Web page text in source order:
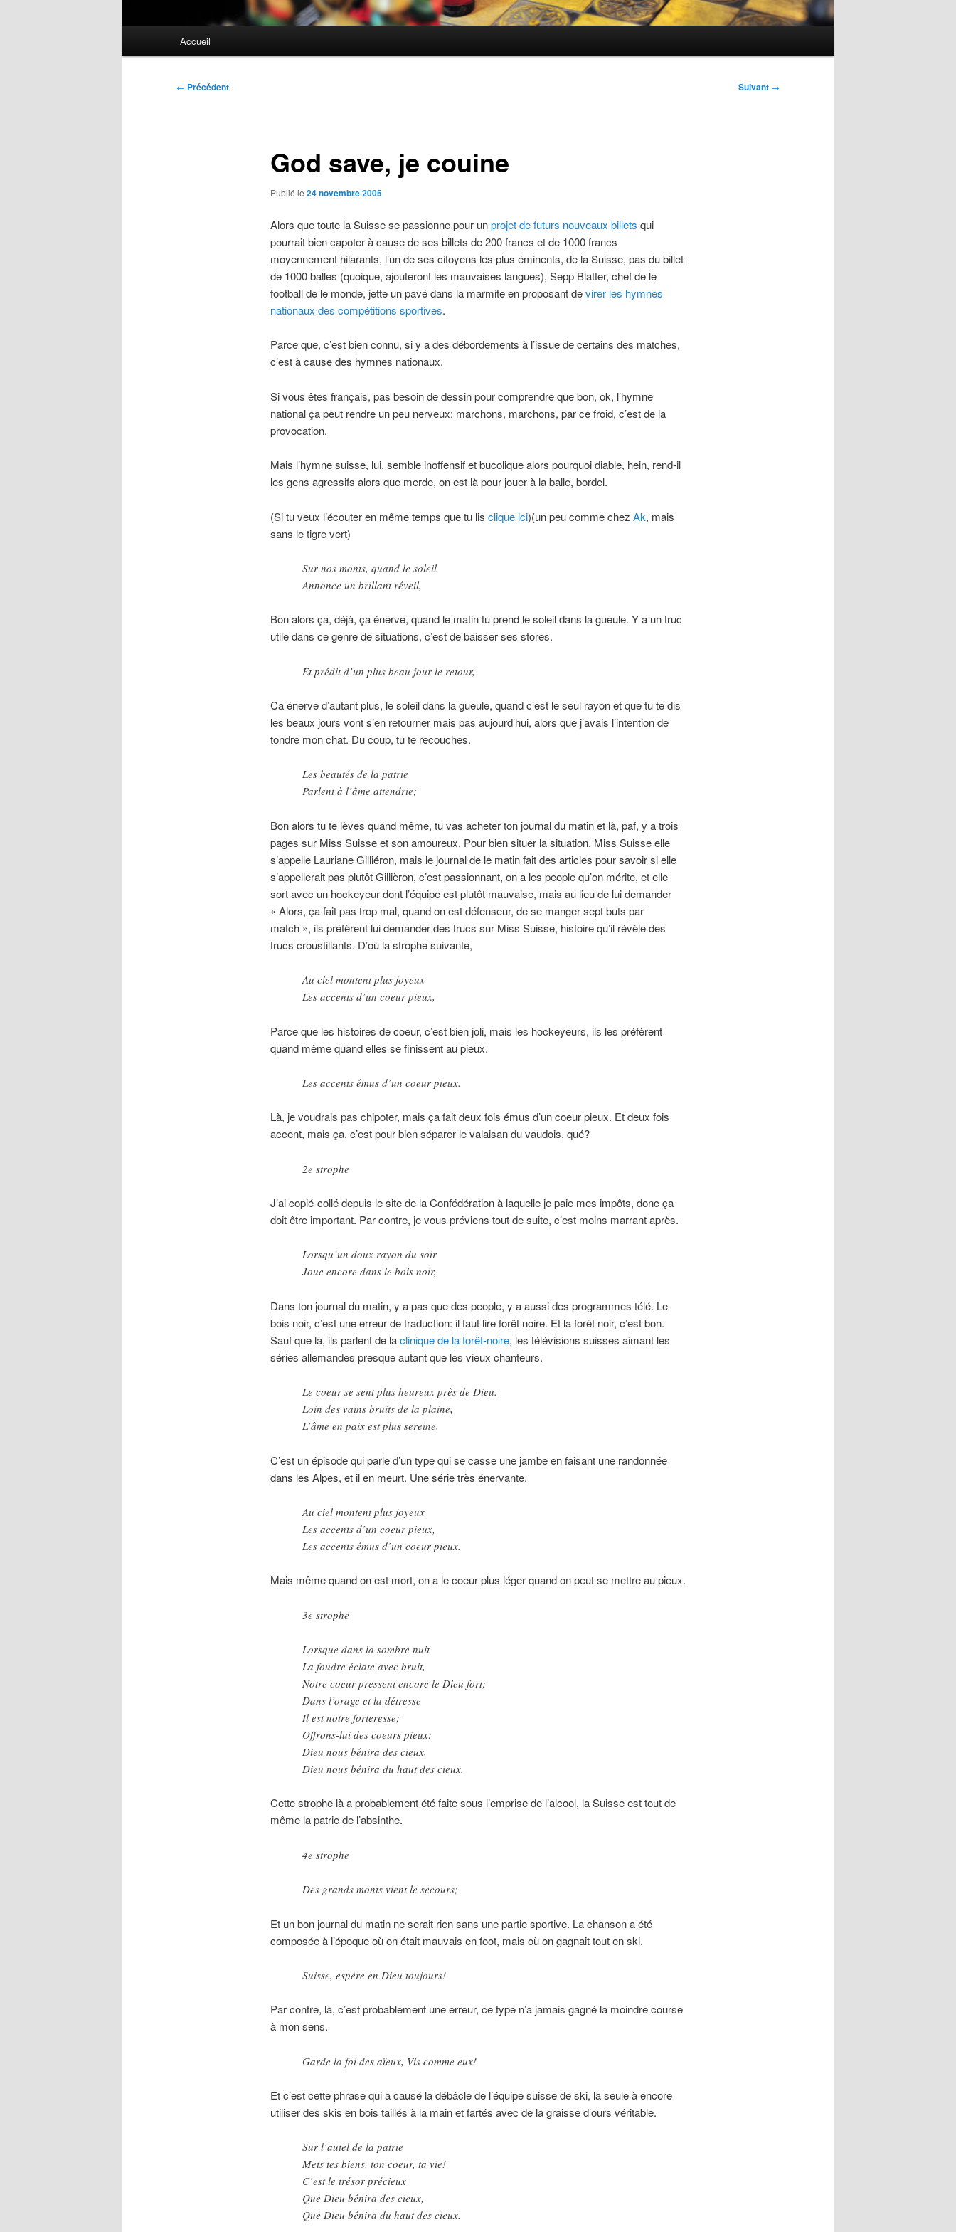
Accueil
Navigation
← Précédent Suivant →
God save, je couine
Publié le 24 novembre 2005
Alors que toute la Suisse se passionne pour unprojet de futurs nouveaux billets qui
pourrait bien capoter à cause de ses billets de 200 francs et de 1000 francs
moyennement hilarants, l’un de ses citoyens les plus éminents, de la Suisse, pas du billet
de 1000 balles (quoique, ajouteront les mauvaises langues), Sepp Blatter, chef de le
football de le monde, jette un pavé dans la marmite en proposant devirer les hymnes
nationaux des compétitions sportives.
Parce que, c’est bien connu, si y a des débordements à l’issue de certains des matches,
c’est à cause des hymnes nationaux.
Si vous êtes français, pas besoin de dessin pour comprendre que bon, ok, l’hymne
national ça peut rendre un peu nerveux: marchons, marchons, par ce froid, c’est de la
provocation.
Mais l’hymne suisse, lui, semble inoffensif et bucolique alors pourquoi diable, hein, rend-il
les gens agressifs alors que merde, on est là pour jouer à la balle, bordel.
(Si tu veux l’écouter en même temps que tu lis clique ici)(un peu comme chez Ak, mais
sans le tigre vert)
Sur nos monts, quand le soleil
Annonce un brillant réveil,
Bon alors ça, déjà, ça énerve, quand le matin tu prend le soleil dans la gueule. Y a un truc
utile dans ce genre de situations, c’est de baisser ses stores.
Et prédit d’un plus beau jour le retour,
Ca énerve d’autant plus, le soleil dans la gueule, quand c’est le seul rayon et que tu te dis
les beaux jours vont s’en retourner mais pas aujourd’hui, alors que j’avais l’intention de
tondre mon chat. Du coup, tu te recouches.
Les beautés de la patrie
Parlent à l’âme attendrie;
Bon alors tu te lèves quand même, tu vas acheter ton journal du matin et là, paf, y a trois
pages sur Miss Suisse et son amoureux. Pour bien situer la situation, Miss Suisse elle
s’appelle Lauriane Gilliéron, mais le journal de le matin fait des articles pour savoir si elle
s’appellerait pas plutôt Gillièron, c’est passionnant, on a les people qu’on mérite, et elle
sort avec un hockeyeur dont l’équipe est plutôt mauvaise, mais au lieu de lui demander
« Alors, ça fait pas trop mal, quand on est défenseur, de se manger sept buts par
match », ils préfèrent lui demander des trucs sur Miss Suisse, histoire qu’il révèle des
trucs croustillants. D’où la strophe suivante,
Au ciel montent plus joyeux
Les accents d’un coeur pieux,
Parce que les histoires de coeur, c’est bien joli, mais les hockeyeurs, ils les préfèrent
quand même quand elles se finissent au pieux.
Les accents émus d’un coeur pieux.
Là, je voudrais pas chipoter, mais ça fait deux fois émus d’un coeur pieux. Et deux fois
accent, mais ça, c’est pour bien séparer le valaisan du vaudois, qué?
2e strophe
J’ai copié-collé depuis le site de la Confédération à laquelle je paie mes impôts, donc ça
doit être important. Par contre, je vous préviens tout de suite, c’est moins marrant après.
Lorsqu’un doux rayon du soir
Joue encore dans le bois noir,
Dans ton journal du matin, y a pas que des people, y a aussi des programmes télé. Le
bois noir, c’est une erreur de traduction: il faut lire forêt noire. Et la forêt noir, c’est bon.
Sauf que là, ils parlent de laclinique de la forêt-noire, les télévisions suisses aimant les
séries allemandes presque autant que les vieux chanteurs.
Le coeur se sent plus heureux près de Dieu.
Loin des vains bruits de la plaine,
L’âme en paix est plus sereine,
C’est un épisode qui parle d’un type qui se casse une jambe en faisant une randonnée
dans les Alpes, et il en meurt. Une série très énervante.
Au ciel montent plus joyeux
Les accents d’un coeur pieux,
Les accents émus d’un coeur pieux.
Mais même quand on est mort, on a le coeur plus léger quand on peut se mettre au pieux.
3e strophe
Lorsque dans la sombre nuit
La foudre éclate avec bruit,
Notre coeur pressent encore le Dieu fort;
Dans l’orage et la détresse
Il est notre forteresse;
Offrons-lui des coeurs pieux:
Dieu nous bénira des cieux,
Dieu nous bénira du haut des cieux.
Cette strophe là a probablement été faite sous l’emprise de l’alcool, la Suisse est tout de
même la patrie de l’absinthe.
4e strophe
Des grands monts vient le secours;
Et un bon journal du matin ne serait rien sans une partie sportive. La chanson a été
composée à l’époque où on était mauvais en foot, mais où on gagnait tout en ski.
Suisse, espère en Dieu toujours!
Par contre, là, c’est probablement une erreur, ce type n’a jamais gagné la moindre course
à mon sens.
Garde la foi des aïeux, Vis comme eux!
Et c’est cette phrase qui a causé la débâcle de l’équipe suisse de ski, la seule à encore
utiliser des skis en bois taillés à la main et fartés avec de la graisse d’ours véritable.
Sur l’autel de la patrie
Mets tes biens, ton coeur, ta vie!
C’est le trésor précieux
Que Dieu bénira des cieux,
Que Dieu bénira du haut des cieux.